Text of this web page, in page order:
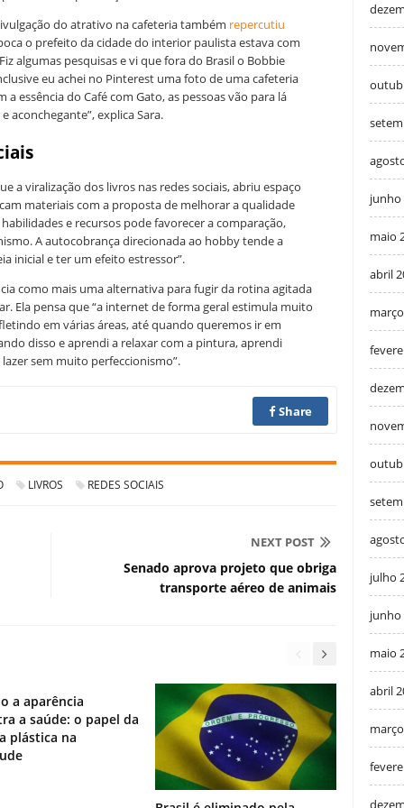
do atrativo na cafeteria também repercutiu
o prefeito da cidade do interior paulista estava com
algumas pesquisas e vi que fora do Brasil o Bobbie
eu achei no Pinterest uma foto de uma cafeteria
essência do Café com Gato, as pessoas vão para lá
aconchegante”, explica Sara.
a viralização dos livros nas redes sociais, abriu espaço
materiais com a proposta de melhorar a qualidade
e recursos pode favorecer a comparação,
A autocobrança direcionada ao hobby tende a
inicial e ter um efeito estressor”.
como mais uma alternativa para fugir da rotina agitada
Ela pensa que “a internet de forma geral estimula muito
em várias áreas, até quando queremos ir em
disso e aprendi a relaxar com a pintura, aprendi
sem muito perfeccionismo”.
Share
LIVROS REDES SOCIAIS
NEXT POST
Senado aprova projeto que obriga
transporte aéreo de animais
a aparência
a saúde: o papel da
plástica na
junho
maio
abril
julho
junho
maio
abril